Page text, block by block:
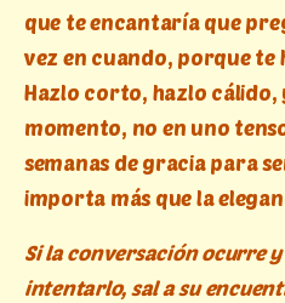
que te encantaría que
vez en cuando, porque te
Hazlo corto, hazlo cálido,
momento, no en uno
semanas de gracia para
importa más que la
Si la conversación ocurre
intentarlo, sal a su